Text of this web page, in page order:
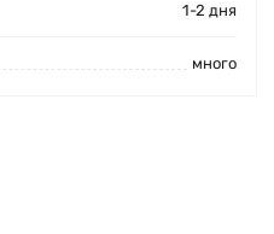
1-2 дня
много